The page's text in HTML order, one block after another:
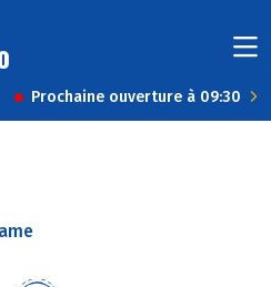
Prochaine ouverture à 09:30